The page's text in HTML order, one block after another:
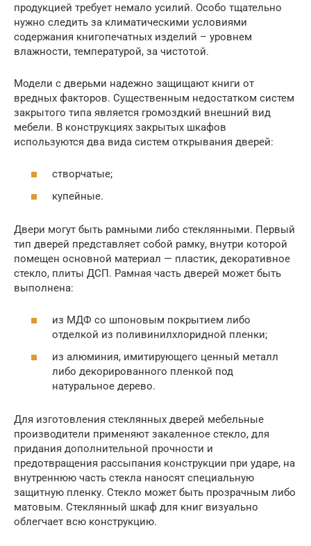
продукцией требует немало усилий. Особо тщательно
нужно следить за климатическими условиями
содержания книгопечатных изделий – уровнем
влажности, температурой, за чистотой.
Модели с дверьми надежно защищают книги от
вредных факторов. Существенным недостатком систем
закрытого типа является громоздкий внешний вид
мебели. В конструкциях закрытых шкафов
используются два вида систем открывания дверей:
створчатые;
купейные.
Двери могут быть рамными либо стеклянными. Первый
тип дверей представляет собой рамку, внутри которой
помещен основной материал — пластик, декоративное
стекло, плиты ДСП. Рамная часть дверей может быть
выполнена:
из МДФ со шпоновым покрытием либо
отделкой из поливинилхлоридной пленки;
из алюминия, имитирующего ценный металл
либо декорированного пленкой под
натуральное дерево.
Для изготовления стеклянных дверей мебельные
производители применяют закаленное стекло, для
придания дополнительной прочности и
предотвращения рассыпания конструкции при ударе, на
внутреннюю часть стекла наносят специальную
защитную пленку. Стекло может быть прозрачным либо
матовым. Стеклянный шкаф для книг визуально
облегчает всю конструкцию.